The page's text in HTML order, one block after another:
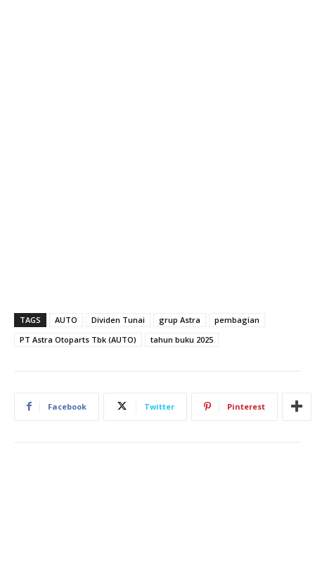
TAGS AUTO Dividen Tunai grup Astra
pembagian
PT Astra Otoparts Tbk (AUTO)
tahun buku 2025
Facebook Twitter Pinterest